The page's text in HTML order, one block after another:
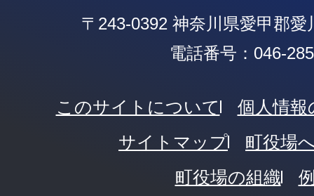
〒243-0392 神奈川県愛甲郡愛
電話番号：046-
このサイトについて
個人情
サイトマップ
町役場
町役場の組織